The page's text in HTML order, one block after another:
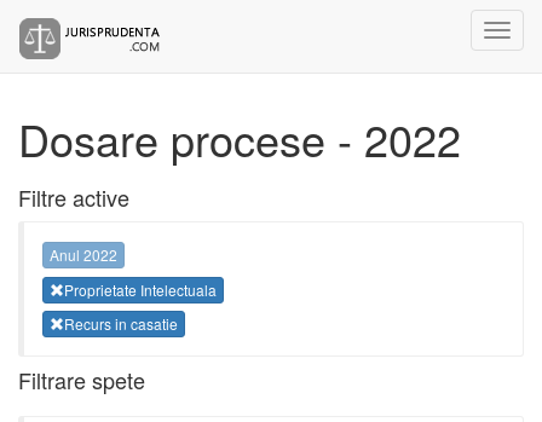
Dosare procese - 2022
Filtre active
Anul 2022
Proprietate Intelectuala
Recurs in casatie
Filtrare spete